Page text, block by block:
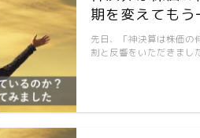
期を変えても
先日、「神決算は株価の
割と反響をいただきま